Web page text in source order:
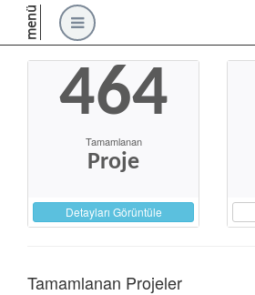
menü
464
Tamamlanan
Proje
Detayları Görüntüle
Tamamlanan Projeler